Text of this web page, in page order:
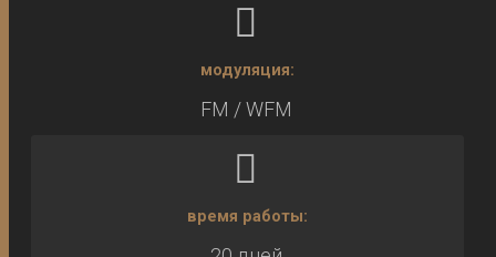
модуляция:
FM / WFM
время работы: